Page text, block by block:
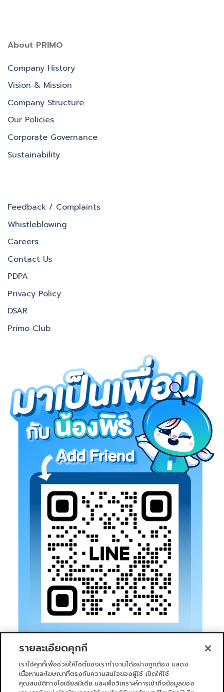
About PRIMO
Company History
Vision & Mission
Company Structure
Our Policies
Corporate Governance
Sustainability
Feedback / Complaints
Whistleblowing
Careers
Contact Us
PDPA
Privacy Policy
DSAR
Primo Club
รายละเอียดคุกกี้
เราใช้คุกกี้เพื่อช่วยให้ไซต์ของเราทำงานได้อย่างถูกต้อง แสดง
เนื้อหาและโฆษณาที่ตรงกับความสนใจของผู้ใช้ เปิดให้ใช้
คุณสมบัติทางโซเชียลมีเดีย และเพื่อวิเคราะห์การเข้าถึงข้อมูลของ